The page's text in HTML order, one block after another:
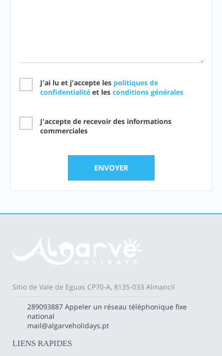
J'ai lu et j'accepte les politiques de
confidentialitéet les conditions générales
J'accepte de recevoir des informations
commerciales
Sitio de Vale de Eguas CP70-A, 8135-033 Almancil
289093887 Appeler un réseau téléphonique fixe
national
mail@algarveholidays.pt
LIENS RAPIDES